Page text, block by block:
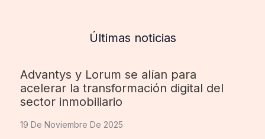
Últimas noticias
Advantys y Lorum se alían para
acelerar la transformación digital del
sector inmobiliario
19 De Noviembre De 2025